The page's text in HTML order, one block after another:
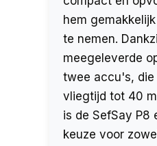
hem
te nemen.
meegeleverde
twee accu's, die
vliegtijd tot 40
is de SefSay P8
keuze voor